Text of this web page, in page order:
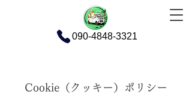
090-4848-3321
Cookie（クッキー）ポリシー